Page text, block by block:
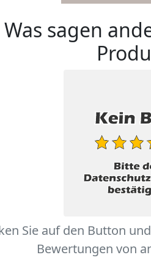
Was sagen
Sie auf den Button
Bewertungen von